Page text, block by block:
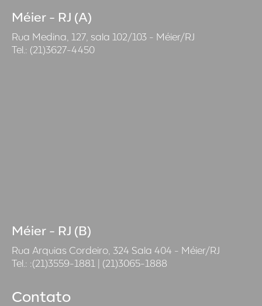
Méier - RJ (A)
Rua Medina, 127, sala 102/103 - Méier/RJ
Tel.: (21)3627-4450
Méier - RJ (B)
Rua Arquias Cordeiro, 324 Sala 404 - Méier/RJ
Tel.: :(21)3559-1881 | (21)3065-1888
Contato